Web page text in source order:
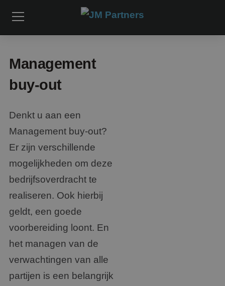
Management
buy-out
Denkt u aan een
Management buy-out?
Er zijn verschillende
mogelijkheden om deze
bedrijfsoverdracht te
realiseren. Ook hierbij
geldt, een goede
voorbereiding loont. En
het managen van de
verwachtingen van alle
partijen is een belangrijk